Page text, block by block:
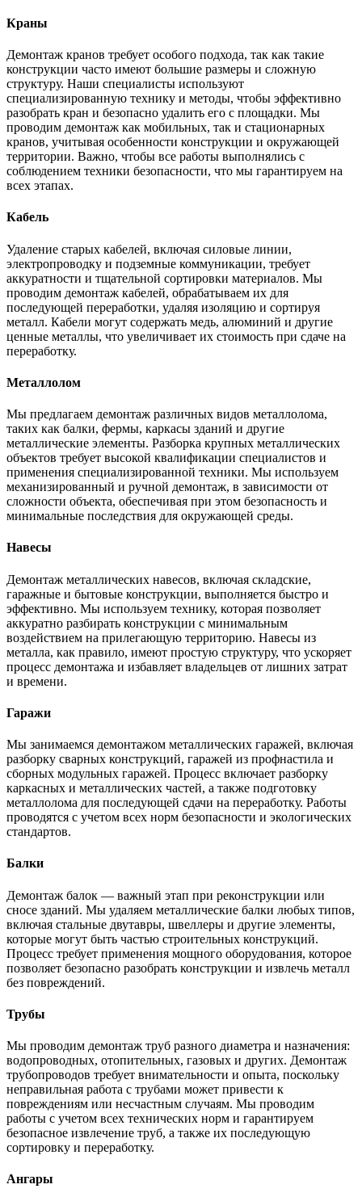
Краны
Демонтаж кранов требует особого подхода, так как такие
конструкции часто имеют большие размеры и сложную
структуру. Наши специалисты используют
специализированную технику и методы, чтобы эффективно
разобрать кран и безопасно удалить его с площадки. Мы
проводим демонтаж как мобильных, так и стационарных
кранов, учитывая особенности конструкции и окружающей
территории. Важно, чтобы все работы выполнялись с
соблюдением техники безопасности, что мы гарантируем на
всех этапах.
Кабель
Удаление старых кабелей, включая силовые линии,
электропроводку и подземные коммуникации, требует
аккуратности и тщательной сортировки материалов. Мы
проводим демонтаж кабелей, обрабатываем их для
последующей переработки, удаляя изоляцию и сортируя
металл. Кабели могут содержать медь, алюминий и другие
ценные металлы, что увеличивает их стоимость при сдаче на
переработку.
Металлолом
Мы предлагаем демонтаж различных видов металлолома,
таких как балки, фермы, каркасы зданий и другие
металлические элементы. Разборка крупных металлических
объектов требует высокой квалификации специалистов и
применения специализированной техники. Мы используем
механизированный и ручной демонтаж, в зависимости от
сложности объекта, обеспечивая при этом безопасность и
минимальные последствия для окружающей среды.
Навесы
Демонтаж металлических навесов, включая складские,
гаражные и бытовые конструкции, выполняется быстро и
эффективно. Мы используем технику, которая позволяет
аккуратно разбирать конструкции с минимальным
воздействием на прилегающую территорию. Навесы из
металла, как правило, имеют простую структуру, что ускоряет
процесс демонтажа и избавляет владельцев от лишних затрат
и времени.
Гаражи
Мы занимаемся демонтажом металлических гаражей, включая
разборку сварных конструкций, гаражей из профнастила и
сборных модульных гаражей. Процесс включает разборку
каркасных и металлических частей, а также подготовку
металлолома для последующей сдачи на переработку. Работы
проводятся с учетом всех норм безопасности и экологических
стандартов.
Балки
Демонтаж балок — важный этап при реконструкции или
сносе зданий. Мы удаляем металлические балки любых типов,
включая стальные двутавры, швеллеры и другие элементы,
которые могут быть частью строительных конструкций.
Процесс требует применения мощного оборудования, которое
позволяет безопасно разобрать конструкции и извлечь металл
без повреждений.
Трубы
Мы проводим демонтаж труб разного диаметра и назначения:
водопроводных, отопительных, газовых и других. Демонтаж
трубопроводов требует внимательности и опыта, поскольку
неправильная работа с трубами может привести к
повреждениям или несчастным случаям. Мы проводим
работы с учетом всех технических норм и гарантируем
безопасное извлечение труб, а также их последующую
сортировку и переработку.
Ангары